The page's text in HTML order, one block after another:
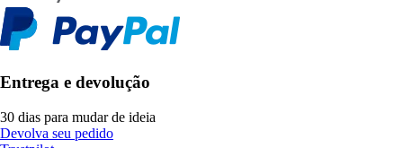
Entrega e devolução
30 dias para mudar de ideia
Devolva seu pedido